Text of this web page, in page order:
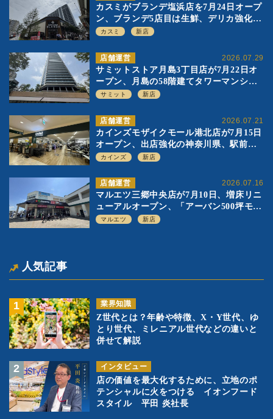
カスミがブランデ塩浜店を7月24日オープ
ン、ブランデ5店目は生鮮、デリカ強化の
一方で通常店の要素も取り入れ
カスミ 新店
2026.07.29
店舗運営
サミットストア月島3丁目店が7月22日オ
ープン、月島の58階建てタワーマンショ
ン1階に生鮮強化の小商圏型店を出店
サミット 新店
2026.07.21
店舗運営
カインズモザイクモール港北店が7月15日
オープン、出店強化の神奈川県、駅前
SC2階の都市型小型店
カインズ 新店
2026.07.16
店舗運営
マルエツ三郷中央店が7月10日、増床リニ
ューアルオープン、「アーバン500坪モデ
ル」の実験を集大成、駅前立地受け、寿
マルエツ 新店
人気記事
業界知識
Z世代とは？年齢や特徴、X・Y世代、ゆ
とり世代、ミレニアル世代などの違いと
併せて解説
インタビュー
店の価値を最大化するために、立地のポ
テンシャルに火をつける イオンフード
スタイル 平田 炎社長